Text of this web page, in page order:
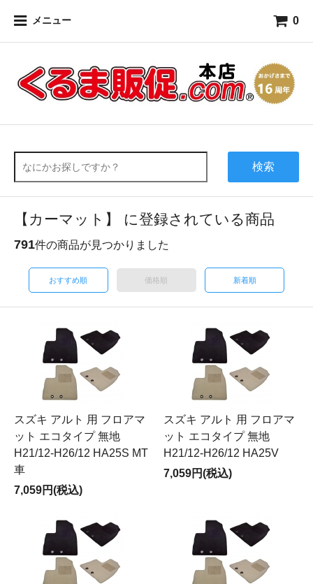
メニュー 0
検索
【カーマット】 に登録されている商品
791件の商品が見つかりました
おすすめ順 価格順 新着順
スズキ アルト 用 フロアマ
ット エコタイプ 無地
H21/12-H26/12 HA25S MT
車
7,059円(税込)
スズキ アルト 用 フロアマ
ット エコタイプ 無地
H21/12-H26/12 HA25V
7,059円(税込)